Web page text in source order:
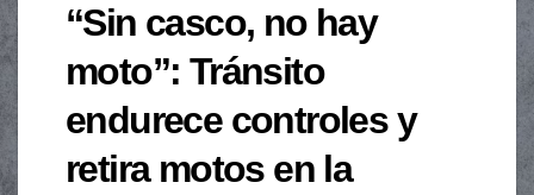
“Sin casco, no hay
moto”: Tránsito
endurece controles y
retira motos en la